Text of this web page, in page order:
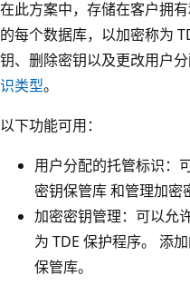
在此方案中，存储在客户拥
的每个数据库，以加密称为
钥、删除密钥以及更改用户
识类型。
以下功能可用：
用户分配的托管标识：
密钥保管库 和管理加密
加密密钥管理：可以允
为 TDE 保护程序。 添
保管库。